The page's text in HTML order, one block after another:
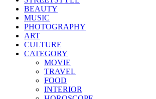
BEAUTY
MUSIC
PHOTOGRAPHY
ART
CULTURE
CATEGORY
MOVIE
TRAVEL
FOOD
INTERIOR